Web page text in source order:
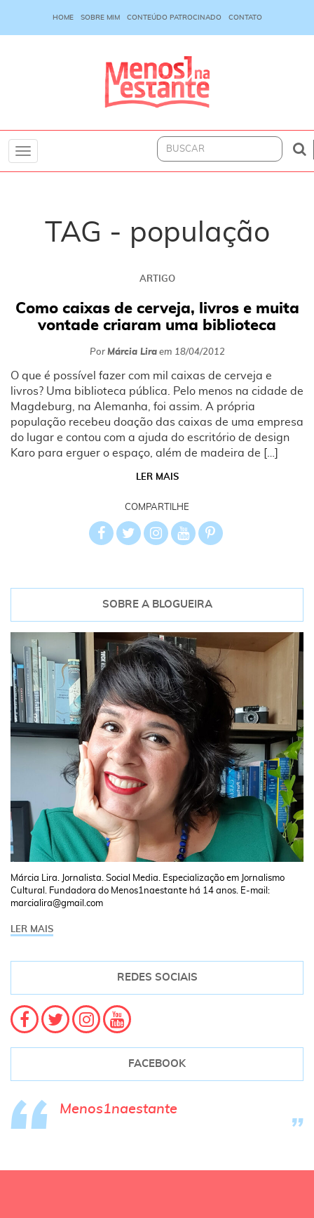
HOME SOBRE MIM CONTEÚDO PATROCINADO CONTATO
Toggle
TAG - população
ARTIGO
Como caixas de cerveja, livros e muita
vontade criaram uma biblioteca
Por Márcia Liraem 18/04/2012
O que é possível fazer com mil caixas de cerveja e
livros? Uma biblioteca pública. Pelo menos na cidade de
Magdeburg, na Alemanha, foi assim. A própria
população recebeu doação das caixas de uma empresa
do lugar e contou com a ajuda do escritório de design
Karo para erguer o espaço, além de madeira de […]
LER MAIS
COMPARTILHE
SOBRE A BLOGUEIRA
Márcia Lira. Jornalista. Social Media. Especialização em Jornalismo
Cultural. Fundadora do Menos1naestante há 14 anos. E-mail:
marcialira@gmail.com
LER MAIS
REDES SOCIAIS
FACEBOOK
Menos1naestante